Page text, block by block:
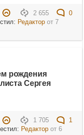
2 655
0
Редакторот 7
рождения
Сергея
1 705
1
Редакторот 6